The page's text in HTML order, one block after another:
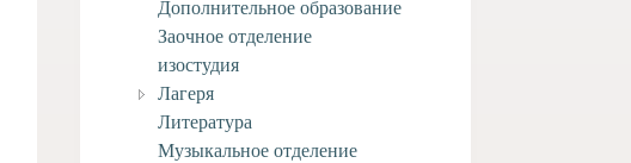
Дополнительное образование
Заочное отделение
изостудия
Лагеря
Литература
Музыкальное отделение